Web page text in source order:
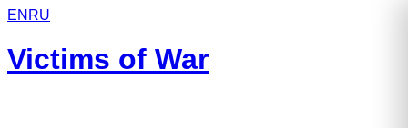
EN RU
Victims of War